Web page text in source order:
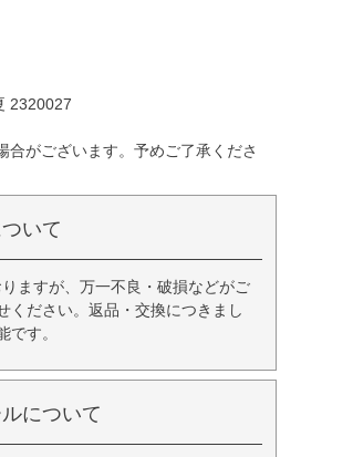
2320027
がございます。予めご了承くださ
いて
ますが、万一不良・破損などがご
ください。返品・交換につきまし
す。
について